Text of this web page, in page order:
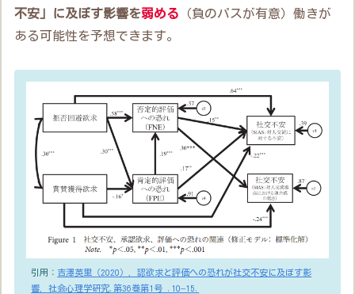
不安」に及ぼす影響を弱める （負のパスが有意）働きが
ある可能性を予想できます。
引用： 吉澤英里（2020）．認欲求と評価への恐れが社交不安に及ぼす影
響．社会心理学研究,第36巻第1号 ,10–15.